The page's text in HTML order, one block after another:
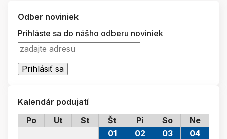
Odber noviniek
Prihláste sa do nášho odberu noviniek
Kalendár podujatí
Po
Ut St Št Pi So Ne
01 02 03
04